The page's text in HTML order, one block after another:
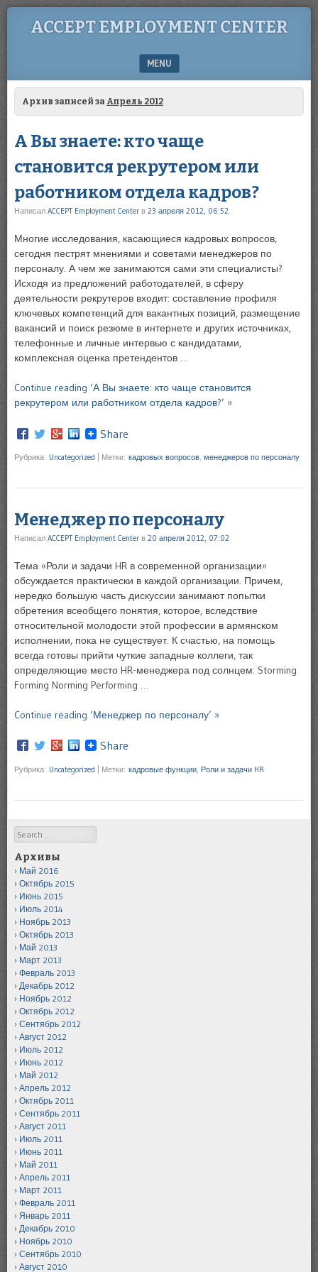
ACCEPT EMPLOYMENT CENTER
MENU
SKIP TO CONTENT
Архив записей за Апрель 2012
А Вы знаете: кто чаще
становится рекрутером или
работником отдела кадров?
Написал ACCEPT Employment Center в 23 апреля 2012, 06:52
Многие исследования, касающиеся кадровых вопросов,
сегодня пестрят мнениями и советами менеджеров по
персоналу. А чем же занимаются сами эти специалисты?
Исходя из предложений работодателей, в сферу
деятельности рекрутеров входит: составление профиля
ключевых компетенций для вакантных позиций, размещение
вакансий и поиск резюме в интернете и других источниках,
телефонные и личные интервью с кандидатами,
комплексная оценка претендентов …
Continue reading ‘А Вы знаете: кто чаще становится
рекрутером или работником отдела кадров?’ »
Share
Рубрика: Uncategorized Метки: кадровых вопросов, менеджеров по персоналу
Менеджер по персоналу
Написал ACCEPT Employment Center в 20 апреля 2012, 07:02
Тема «Роли и задачи HR в современной организации»
обсуждается практически в каждой организации. Причем,
нередко большую часть дискуссии занимают попытки
обретения всеобщего понятия, которое, вследствие
относительной молодости этой профессии в армянском
исполнении, пока не существует. К счастью, на помощь
всегда готовы прийти чуткие западные коллеги, так
определяющие место HR-менеджера под солнцем: Storming
Forming Norming Performing …
Continue reading ‘Менеджер по персоналу’ »
Share
Рубрика: Uncategorized Метки: кадровые функции Роли и задачи HR
Search
Архивы
Май 2016
Октябрь 2015
Июнь 2015
Июль 2014
Ноябрь 2013
Октябрь 2013
Май 2013
Март 2013
Февраль 2013
Декабрь 2012
Ноябрь 2012
Октябрь 2012
Сентябрь 2012
Август 2012
Июль 2012
Июнь 2012
Май 2012
Апрель 2012
Октябрь 2011
Сентябрь 2011
Август 2011
Июль 2011
Июнь 2011
Май 2011
Апрель 2011
Март 2011
Февраль 2011
Январь 2011
Декабрь 2010
Ноябрь 2010
Сентябрь 2010
Август 2010